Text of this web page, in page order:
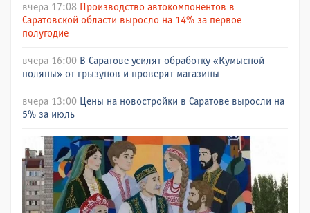
вчера 17:08 Производство автокомпонентов в
Саратовской области выросло на 14% за первое
полугодие
вчера 16:00 В Саратове усилят обработку «Кумысной
поляны» от грызунов и проверят магазины
вчера 13:00
Цены на новостройки в Саратове выросли на
5% за июль